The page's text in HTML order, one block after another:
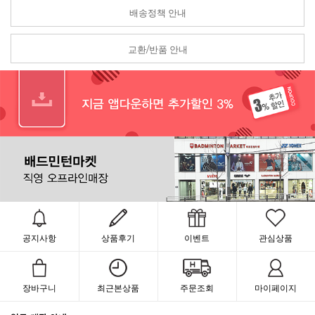
배송정책 안내
교환/반품 안내
공지사항 상품후기 이벤트 관심상품
장바구니 최근본상품 주문조회 마이페이지